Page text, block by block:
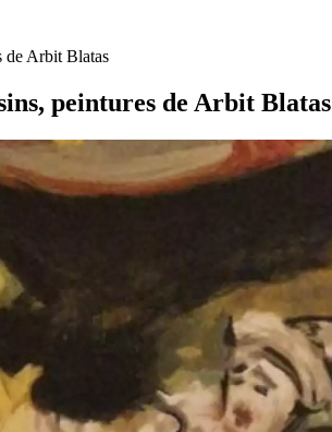
de Arbit Blatas
peintures de Arbit Blatas